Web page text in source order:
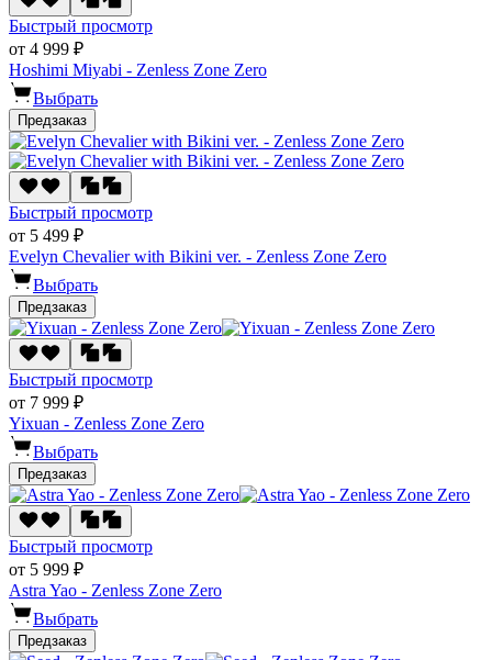
Быстрый просмотр
от 4 999 ₽
Hoshimi Miyabi - Zenless Zone Zero
Выбрать
Предзаказ
Быстрый просмотр
от 5 499 ₽
Evelyn Chevalier with Bikini ver. - Zenless Zone Zero
Выбрать
Предзаказ
Быстрый просмотр
от 7 999 ₽
Yixuan - Zenless Zone Zero
Выбрать
Предзаказ
Быстрый просмотр
от 5 999 ₽
Astra Yao - Zenless Zone Zero
Выбрать
Предзаказ